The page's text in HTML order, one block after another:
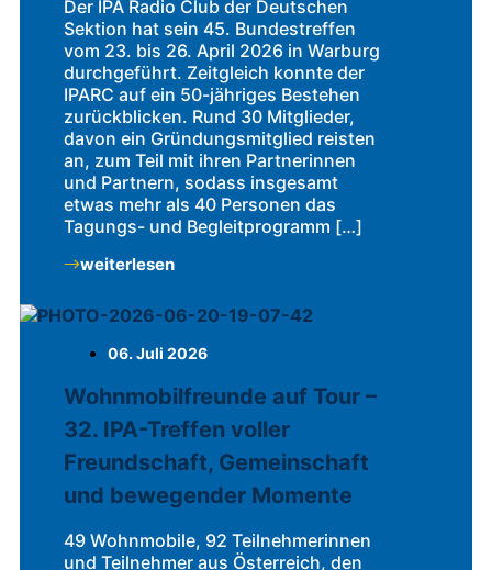
Der IPA Radio Club der Deutschen
Sektion hat sein 45. Bundestreffen
vom 23. bis 26. April 2026 in Warburg
durchgeführt. Zeitgleich konnte der
IPARC auf ein 50-jähriges Bestehen
zurückblicken. Rund 30 Mitglieder,
davon ein Gründungsmitglied reisten
an, zum Teil mit ihren Partnerinnen
und Partnern, sodass insgesamt
etwas mehr als 40 Personen das
Tagungs- und Begleitprogramm […]
weiterlesen
06. Juli 2026
Wohnmobilfreunde auf Tour –
32. IPA-Treffen voller
Freundschaft, Gemeinschaft
und bewegender Momente
49 Wohnmobile, 92 Teilnehmerinnen
und Teilnehmer aus Österreich, den